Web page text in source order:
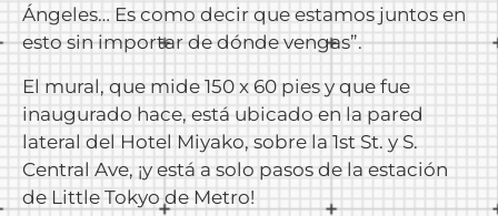
Ángeles… Es como decir que estamos juntos en
esto sin importar de dónde vengas”.
El mural, que mide 150 x 60 pies y que fue
inaugurado hace, está ubicado en la pared
lateral del Hotel Miyako, sobre la 1st St. y S.
Central Ave, ¡y está a solo pasos de la estación
de Little Tokyo de Metro!